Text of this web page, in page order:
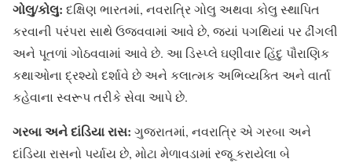
ગોલુ/કોલુ: દક્ષિણ ભારતમાં, નવરાત્રિ ગોલુ અથવા કોલુ સ્થાપિત
કરવાની પરંપરા સાથે ઉજવવામાં આવે છે, જ્યાં પગથિયાં પર ઢીંગલી
અને પૂતળાં ગોઠવવામાં આવે છે. આ ડિસ્પ્લે ઘણીવાર હિંદુ પૌરાણિક
કથાઓના દ્રશ્યો દર્શાવે છે અને કલાત્મક અભિવ્યક્તિ અને વાર્તા
કહેવાના સ્વરૂપ તરીકે સેવા આપે છે.
ગરબા અને દાંડિયા રાસ: ગુજરાતમાં, નવરાત્રિ એ ગરબા અને
દાંડિયા રાસનો પર્યાય છે, મોટા મેળાવડામાં રજૂ કરાયેલા બે